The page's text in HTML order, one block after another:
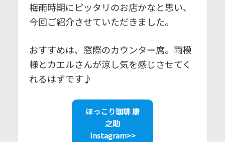
梅雨時期にピッタリのお店かなと思い、
今回ご紹介させていただきました。
おすすめは、窓際のカウンター席。雨模
様とカエルさんが涼し気を感じさせてく
れるはずです♪
ほっこり珈琲 康
之助
Instagram>>